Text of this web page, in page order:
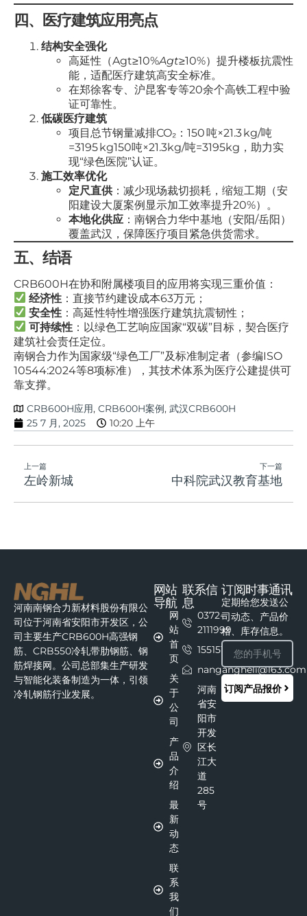
四、医疗建筑应用亮点
结构安全强化
高延性（Agt≥10%Agt​≥10%）提升楼板抗震性
能，适配医疗建筑高安全标准。
在郑徐客专、沪昆客专等20余个高铁工程中验
证可靠性。
低碳医疗建筑
项目总节钢量减排CO₂：150 吨×21.3 kg/吨
=3195 kg150吨×21.3kg/吨=3195kg，助力实
现“绿色医院”认证。
施工效率优化
定尺直供 ：减少现场裁切损耗，缩短工期（安
阳建设大厦案例显示加工效率提升20%）。
本地化供应 ：南钢合力华中基地（安阳/岳阳）
覆盖武汉，保障医疗项目紧急供货需求。
五、结语
CRB600H在协和附属楼项目的应用将实现三重价值：
经济性 ：直接节约建设成本63万元；
安全性 ：高延性特性增强医疗建筑抗震韧性；
可持续性 ：以绿色工艺响应国家“双碳”目标，契合医疗
建筑社会责任定位。
南钢合力作为国家级“绿色工厂”及标准制定者（参编ISO
10544:2024等8项标准），其技术体系为医疗公建提供可
靠支撑。
CRB600H应用, CRB600H案例, 武汉CRB600H
25 7 月, 2025
10:20 上午
上一篇
左岭新城
下一篇
中科院武汉教育基地
河南南钢合力新材料股份有限公
司位于河南省安阳市开发区，公
司主要生产CRB600H高强钢
筋、CRB550冷轧带肋钢筋、钢
筋焊接网。公司总部集生产研发
与智能化装备制造为一体，引领
冷轧钢筋行业发展。
网站
导航
网
站
首
页
关
于
公
司
产
品
介
绍
最
新
动
态
联
系
我
们
联系信
息
0372-
2111999
15515111215
nangangheli@163.com
河南
省安
阳市
开发
区长
江大
道
285
号
订阅时事通讯
定期给您发送公
司动态、产品价
格、库存信息。
订阅产品报价